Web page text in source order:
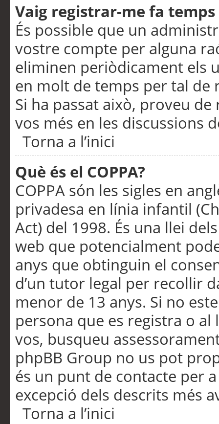
Vaig registrar-me fa
És possible que un
vostre compte per alguna
eliminen periòdicament els
en molt de temps per tal de
Si ha passat això, proveu
vos més en les discussions
Torna a l’inici
Què és el COPPA?
COPPA són les sigles en
privadesa en línia infantil
Act) del 1998. És una llei
web que potencialment
anys que obtinguin el
d’un tutor legal per recollir
menor de 13 anys. Si no
persona que es registra o
vos, busqueu
phpBB Group no us pot
és un punt de contacte per
excepció dels descrits més
Torna a l’inici